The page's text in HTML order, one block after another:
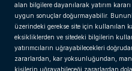
alan bilgilere dayanılarak yatırım
uygun sonuçlar doğurmayabilir.
üzerindeki gerekse site için kullanılan
eksikliklerden ve sitedeki bilgilerin
yatırımcıların uğrayabilecekleri
zararlardan, kar yoksunluğundan,
kişilerin uğrayabileceği zararlardan